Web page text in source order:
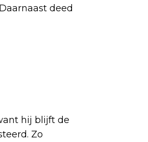
deed
hij blijft de
Zo